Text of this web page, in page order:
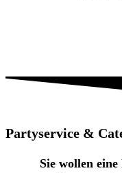
Partyservice &
Sie wollen